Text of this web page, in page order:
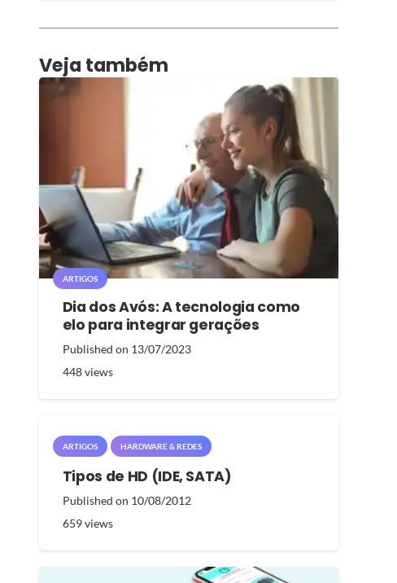
Veja também
ARTIGOS
Dia dos Avós: A tecnologia como
elo para integrar gerações
Published on 13/07/2023
448views
ARTIGOS HARDWARE & REDES
Tipos de HD (IDE, SATA)
Published on 10/08/2012
659views